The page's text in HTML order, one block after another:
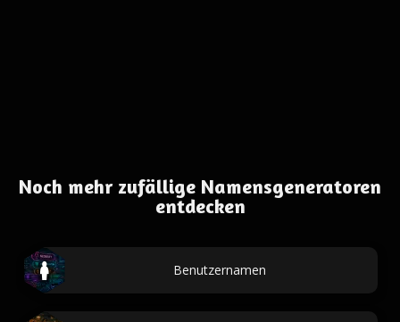
Noch mehr zufällige Namensgeneratoren
entdecken
Benutzernamen